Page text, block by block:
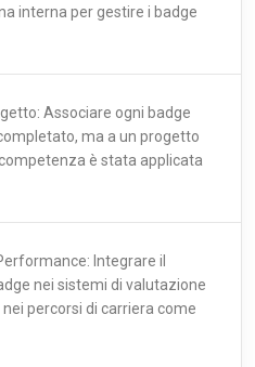
interna per gestire i badge
Associare ogni badge
ma a un progetto
è stata applicata
Integrare il
nei sistemi di valutazione
percorsi di carriera come